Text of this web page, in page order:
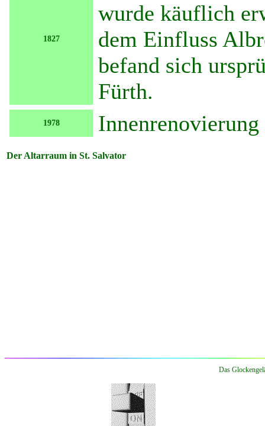
1827
wurde käuflich
dem Einfluss
befand sich
Fürth.
1978
Der Altarraum in St. Salvator
Das